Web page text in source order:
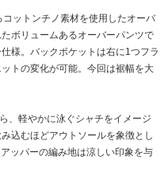
ットンチノ素材を使用したオーバ
ボリュームあるオーバーパンツで
様。バックポケットは右に1つフラ
トの変化が可能。今回は裾幅を大
、軽やかに泳ぐシャチをイメージ
込むほどアウトソールを象徴とし
ッパーの編み地は涼しい印象を与